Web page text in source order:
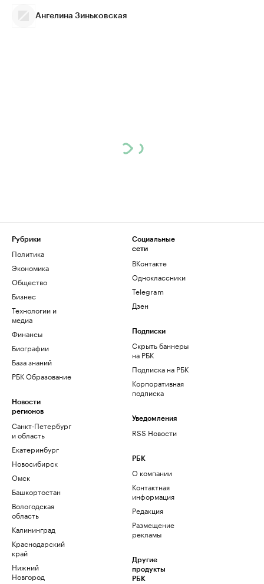
Ангелина Зиньковская
Рубрики
Политика
Экономика
Общество
Бизнес
Технологии и
медиа
Финансы
Биографии
База знаний
РБК Образование
Новости
регионов
Санкт-Петербург
и область
Екатеринбург
Новосибирск
Омск
Башкортостан
Вологодская
область
Калининград
Краснодарский
край
Нижний
Новгород
Социальные
сети
ВКонтакте
Одноклассники
Telegram
Дзен
Подписки
Скрыть баннеры
на РБК
Подписка на РБК
Корпоративная
подписка
Уведомления
RSS Новости
РБК
О компании
Контактная
информация
Редакция
Размещение
рекламы
Другие
продукты
РБК